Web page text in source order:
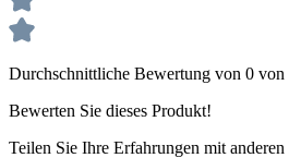
Durchschnittliche Bewertung von 0 von
Bewerten Sie dieses Produkt!
Teilen Sie Ihre Erfahrungen mit